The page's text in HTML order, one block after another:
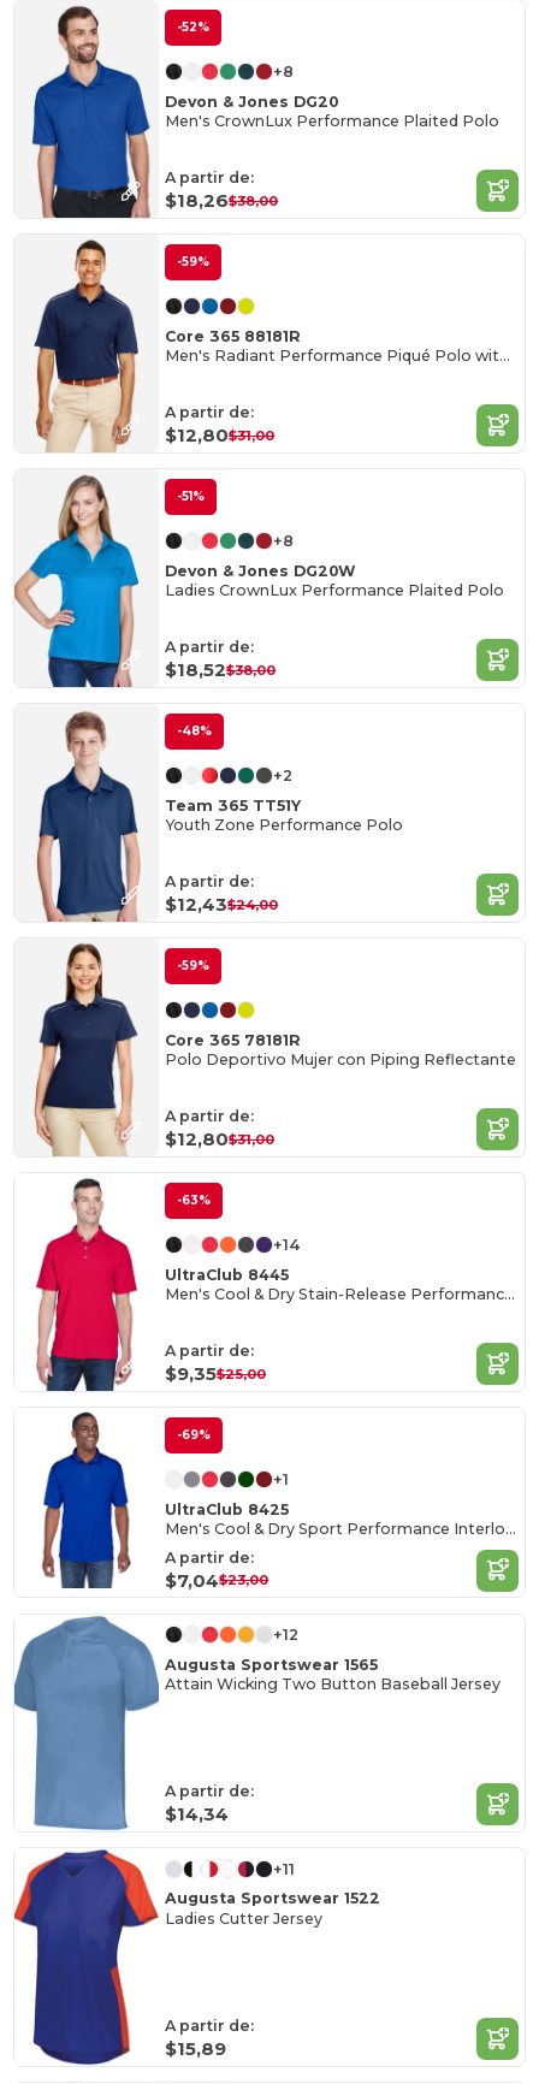
-52%
+8
Devon & Jones DG20
Men's CrownLux Performance Plaited Polo
A partir de:
$18,26$38,00
-59%
Core 365 88181R
Men's Radiant Performance Piqué Polo with Reflective Piping
A partir de:
$12,80$31,00
-51%
+8
Devon & Jones DG20W
Ladies CrownLux Performance Plaited Polo
A partir de:
$18,52$38,00
-48%
+2
Team 365 TT51Y
Youth Zone Performance Polo
A partir de:
$12,43$24,00
-59%
Core 365 78181R
Polo Deportivo Mujer con Piping Reflectante
A partir de:
$12,80$31,00
-63%
+14
UltraClub 8445
Men's Cool & Dry Stain-Release Performance Polo
A partir de:
$9,35$25,00
-69%
+1
UltraClub 8425
Men's Cool & Dry Sport Performance Interlock Polo
A partir de:
$7,04$23,00
+12
Augusta Sportswear 1565
Attain Wicking Two Button Baseball Jersey
A partir de:
$14,34
+11
Augusta Sportswear 1522
Ladies Cutter Jersey
A partir de:
$15,89